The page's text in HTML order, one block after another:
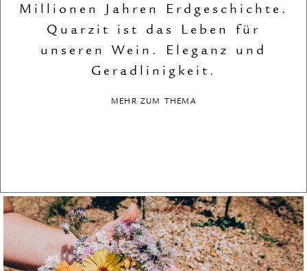
Millionen Jahren Erdgeschichte.
Quarzit ist das Leben für
unseren Wein. Eleganz und
Geradlinigkeit.
MEHR ZUM THEMA